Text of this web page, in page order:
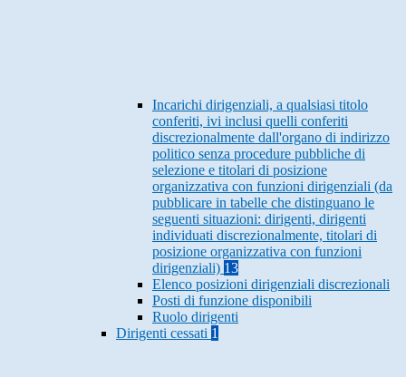
Incarichi dirigenziali, a qualsiasi titolo
conferiti, ivi inclusi quelli conferiti
discrezionalmente dall'organo di indirizzo
politico senza procedure pubbliche di
selezione e titolari di posizione
organizzativa con funzioni dirigenziali (da
pubblicare in tabelle che distinguano le
seguenti situazioni: dirigenti, dirigenti
individuati discrezionalmente, titolari di
posizione organizzativa con funzioni
dirigenziali) 13
Elenco posizioni dirigenziali discrezionali
Posti di funzione disponibili
Ruolo dirigenti
Dirigenti cessati 1